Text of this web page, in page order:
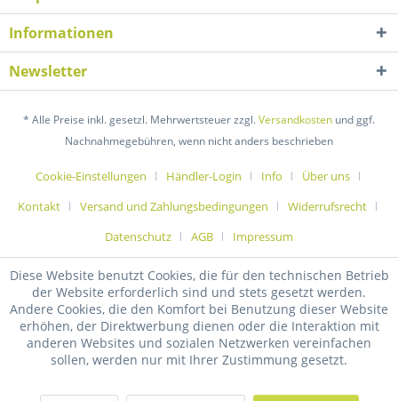
Informationen
Newsletter
* Alle Preise inkl. gesetzl. Mehrwertsteuer zzgl.Versandkosten und ggf.
Nachnahmegebühren, wenn nicht anders beschrieben
Cookie-Einstellungen Händler-Login Info
Über uns
Kontakt
Versand und Zahlungsbedingungen
Widerrufsrecht
Datenschutz
AGB Impressum
Diese Website benutzt Cookies, die für den technischen Betrieb
der Website erforderlich sind und stets gesetzt werden.
Andere Cookies, die den Komfort bei Benutzung dieser Website
erhöhen, der Direktwerbung dienen oder die Interaktion mit
anderen Websites und sozialen Netzwerken vereinfachen
sollen, werden nur mit Ihrer Zustimmung gesetzt.